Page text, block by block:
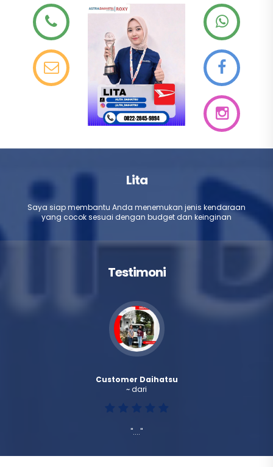
Lita
Saya siap membantu Anda menemukan jenis kendaraan
yang cocok sesuai dengan budget dan keinginan
Testimoni
Customer Daihatsu
~ dari
"...."